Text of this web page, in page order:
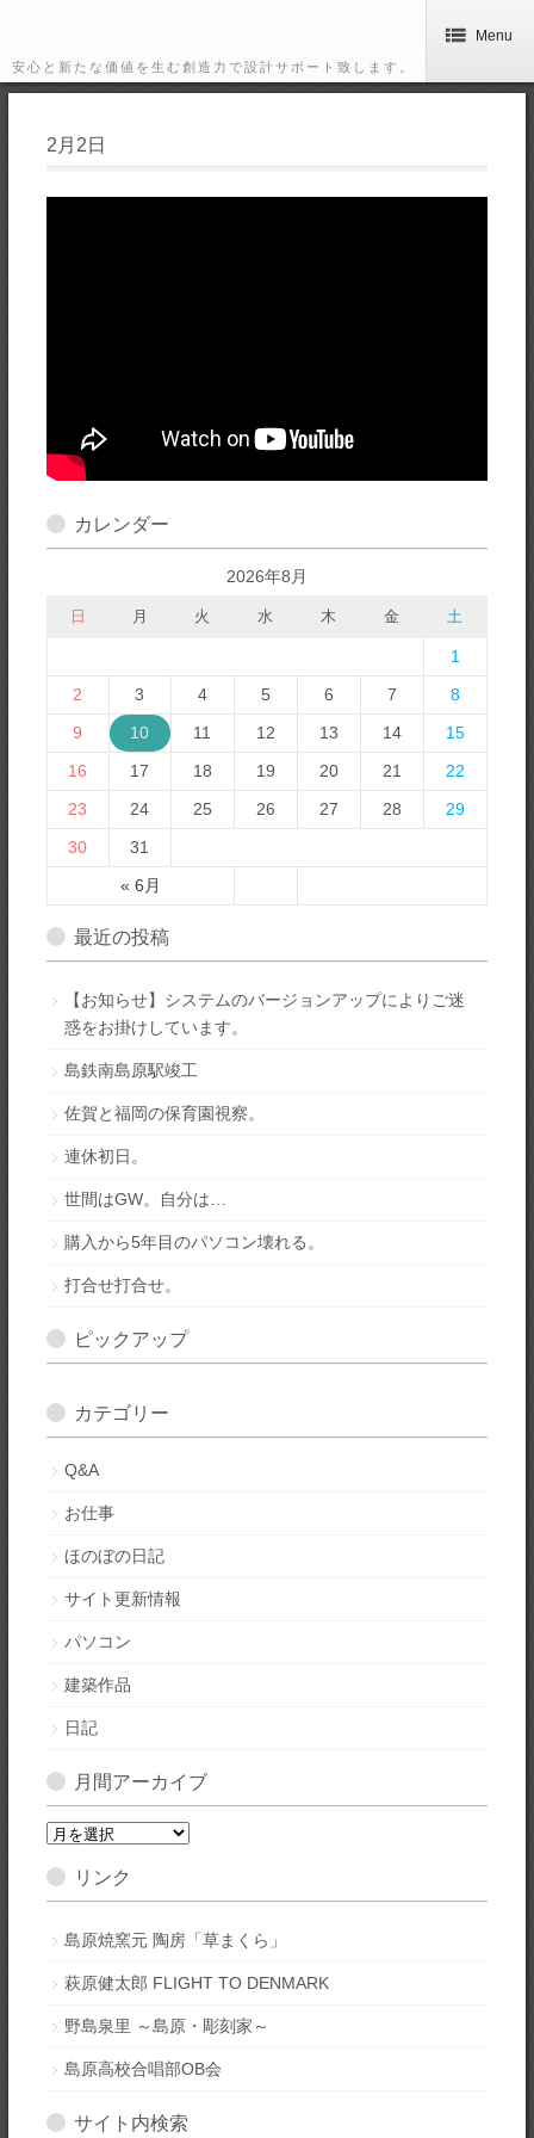
安心と新たな価値を生む創造力で設計サポート致します。
Menu
2月2日
カレンダー
2026年8月
日 月 火 水 木 金 土
« 6月
1
2
3 4 5 6 7
8
9
10 11 12 13 14
15
16
17 18 19 20 21
22
23
24 25 26 27 28
29
30
31
最近の投稿
【お知らせ】システムのバージョンアップによりご迷
惑をお掛けしています。
島鉄南島原駅竣工
佐賀と福岡の保育園視察。
連休初日。
世間はGW。自分は…
購入から5年目のパソコン壊れる。
打合せ打合せ。
ピックアップ
カテゴリー
Q&A
お仕事
ほのぼの日記
サイト更新情報
パソコン
建築作品
日記
月間アーカイブ
月
ア
カ
ブ
リンク
島原焼窯元 陶房「草まくら」
萩原健太郎 FLIGHT TO DENMARK
野島泉里 ～島原・彫刻家～
島原高校合唱部OB会
サイト内検索